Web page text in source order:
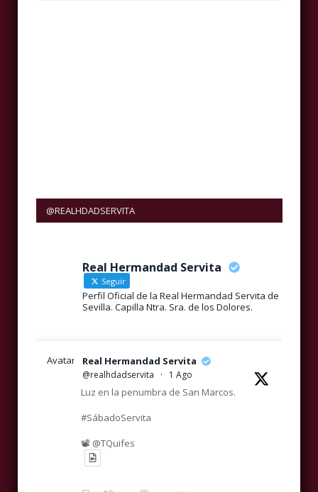
@REALHDADSERVITA
Real Hermandad Servita
Seguir
Perfil Oficial de la Real Hermandad Servita de
Sevilla. Capilla Ntra. Sra. de los Dolores.
Avatar Real Hermandad Servita
@realhdadservita · 1 Ago
Luz en la penumbra de San Marcos.
#SábadoServita
📽️ @TQuifes